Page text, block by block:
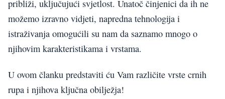
približi, uključujući svjetlost. Unatoč činjenici da ih ne
možemo izravno vidjeti, napredna tehnologija i
istraživanja omogućili su nam da saznamo mnogo o
njihovim karakteristikama i vrstama.
U ovom članku predstaviti ću Vam različite vrste crnih
rupa i njihova ključna obilježja!